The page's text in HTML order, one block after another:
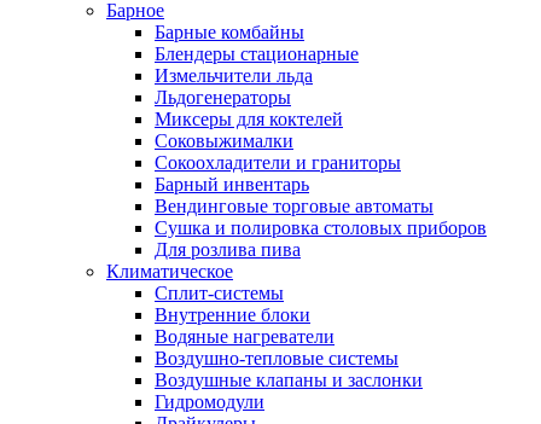
Барное
Барные комбайны
Блендеры стационарные
Измельчители льда
Льдогенераторы
Миксеры для коктелей
Соковыжималки
Сокоохладители и граниторы
Барный инвентарь
Вендинговые торговые автоматы
Сушка и полировка столовых приборов
Для розлива пива
Климатическое
Сплит-системы
Внутренние блоки
Водяные нагреватели
Воздушно-тепловые системы
Воздушные клапаны и заслонки
Гидромодули